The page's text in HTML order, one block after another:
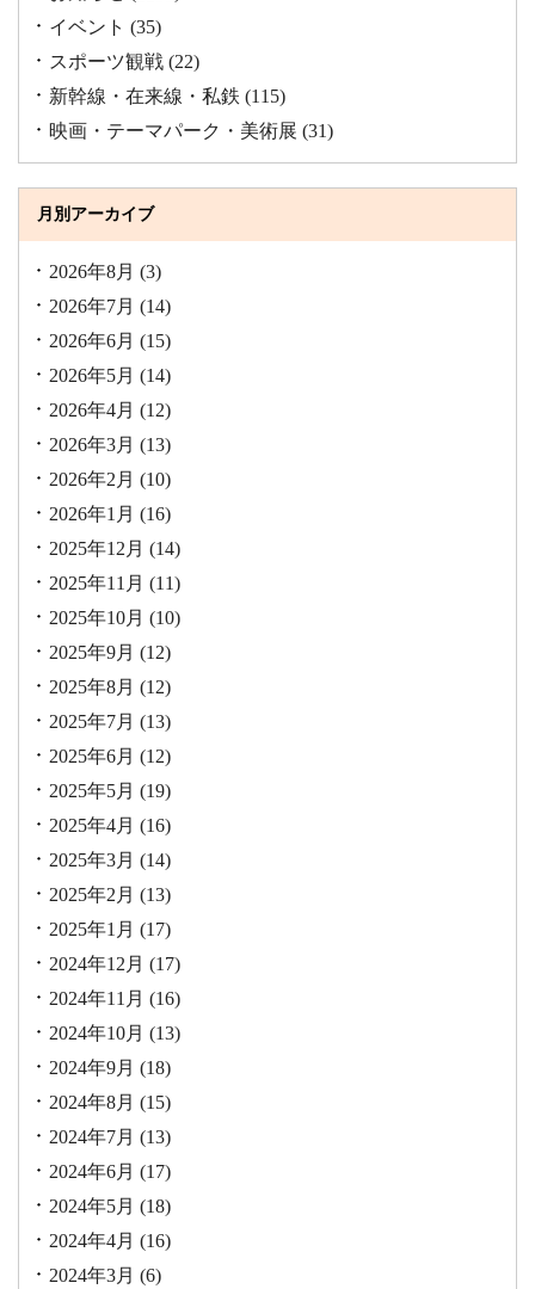
イベント (35)
スポーツ観戦 (22)
新幹線・在来線・私鉄 (115)
映画・テーマパーク・美術展 (31)
月別アーカイブ
2026年8月 (3)
2026年7月 (14)
2026年6月 (15)
2026年5月 (14)
2026年4月 (12)
2026年3月 (13)
2026年2月 (10)
2026年1月 (16)
2025年12月 (14)
2025年11月 (11)
2025年10月 (10)
2025年9月 (12)
2025年8月 (12)
2025年7月 (13)
2025年6月 (12)
2025年5月 (19)
2025年4月 (16)
2025年3月 (14)
2025年2月 (13)
2025年1月 (17)
2024年12月 (17)
2024年11月 (16)
2024年10月 (13)
2024年9月 (18)
2024年8月 (15)
2024年7月 (13)
2024年6月 (17)
2024年5月 (18)
2024年4月 (16)
2024年3月 (6)